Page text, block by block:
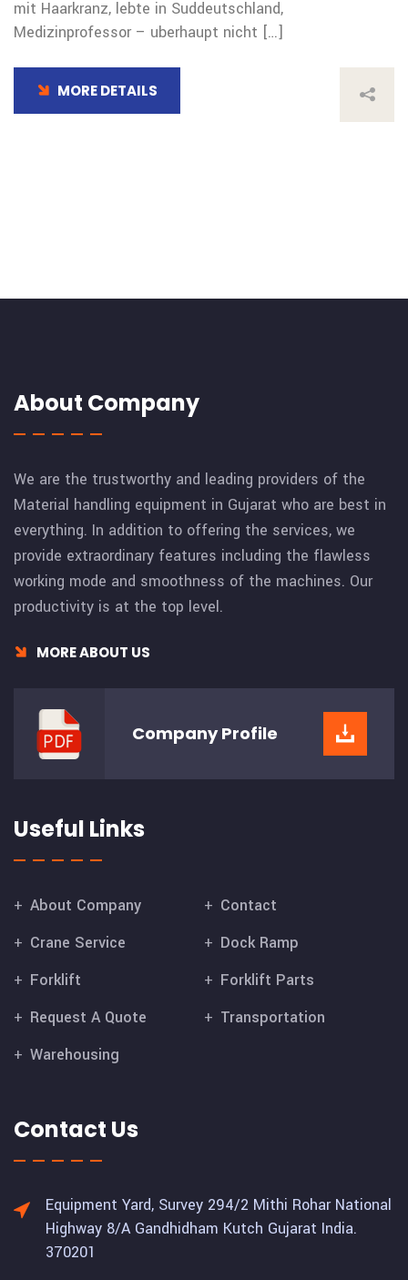
mit Haarkranz, lebte in Suddeutschland,
Medizinprofessor – uberhaupt nicht […]
MORE DETAILS
About Company
We are the trustworthy and leading providers of the
Material handling equipment in Gujarat who are best in
everything. In addition to offering the services, we
provide extraordinary features including the flawless
working mode and smoothness of the machines. Our
productivity is at the top level.
MORE ABOUT US
CompanyProfile
Useful Links
About Company
Contact
Crane Service
Dock Ramp
Forklift
Forklift Parts
Request A Quote
Transportation
Warehousing
Contact Us
Equipment Yard, Survey 294/2 Mithi Rohar National
Highway 8/A Gandhidham Kutch Gujarat India.
370201